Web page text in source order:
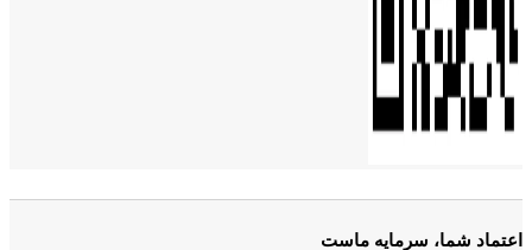
اعتماد شما، سرمایه ماست